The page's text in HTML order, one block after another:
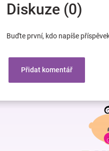
Diskuze (0)
Buďte první, kdo napíše
Přidat komentář
Z